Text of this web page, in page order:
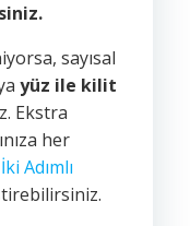
sayısal
yüz ile kilit
Ekstra
her
İki Adımlı